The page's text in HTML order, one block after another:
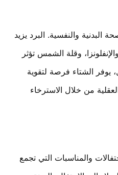
البدنية والنفسية. البرد يزيد
وقلة الشمس تؤثر
يوفر الشتاء فرصة لتقوية
من خلال الاسترخاء
والمناسبات التي تجمع